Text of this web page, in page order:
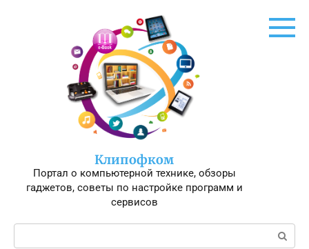
Клипофком
Портал о компьютерной технике, обзоры
гаджетов, советы по настройке программ и
сервисов
Поиск: